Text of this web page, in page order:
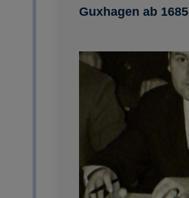
Guxhagen ab 1685